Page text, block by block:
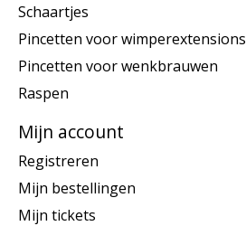
Schaartjes
Pincetten voor wimperextensions
Pincetten voor wenkbrauwen
Raspen
Mijn account
Registreren
Mijn bestellingen
Mijn tickets